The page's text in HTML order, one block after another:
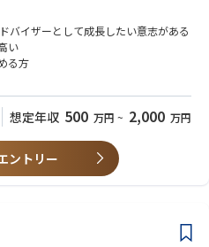
バイザーとして成長したい意志がある
い
る方
等に関連する業務経験を有する
関する知識を有する（簿記3級程度の
のご経験（3年以上）
想定年収 500 万円 ~ 2,000 万円
ントリー